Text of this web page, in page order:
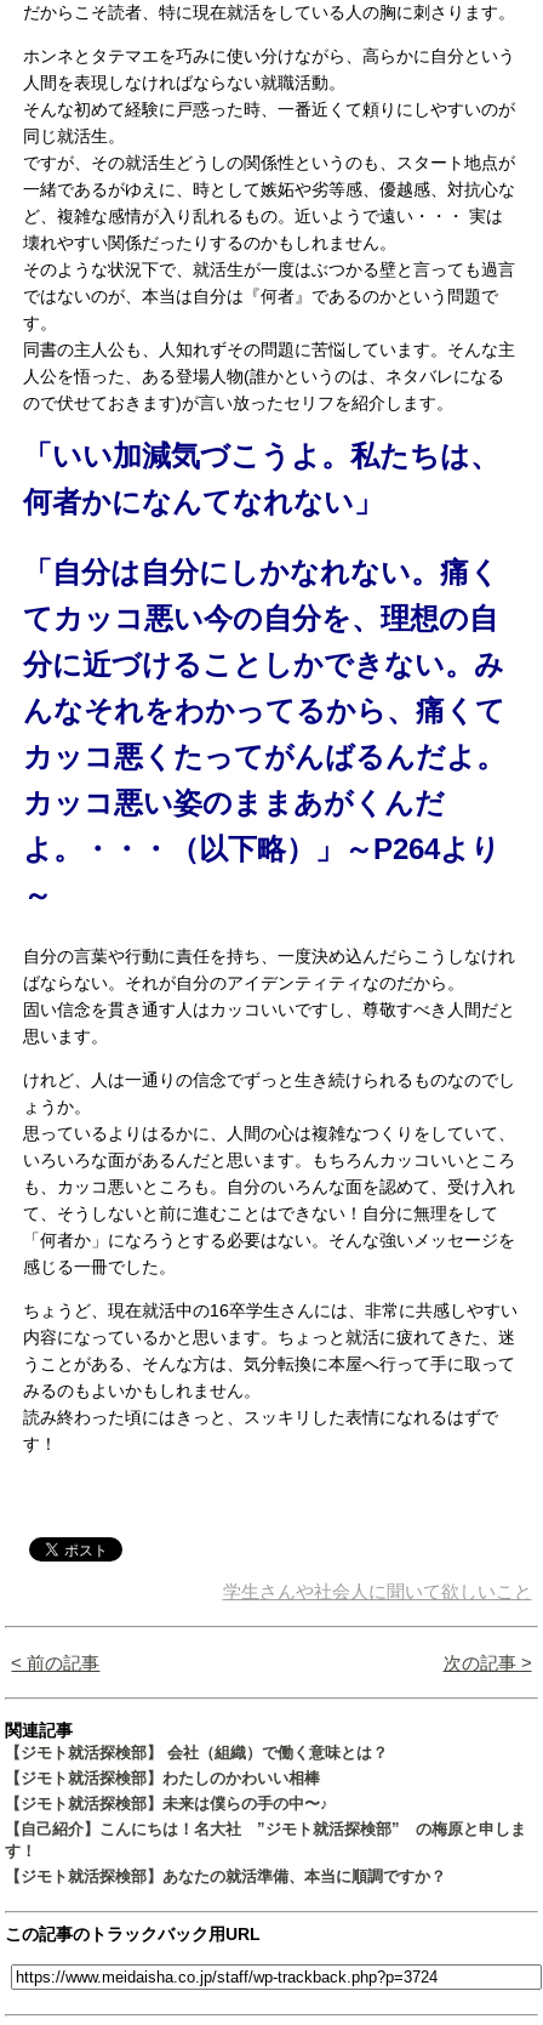
だからこそ読者、特に現在就活をしている人の胸に刺さります。
ホンネとタテマエを巧みに使い分けながら、高らかに自分という
人間を表現しなければならない就職活動。
そんな初めて経験に戸惑った時、一番近くて頼りにしやすいのが
同じ就活生。
ですが、その就活生どうしの関係性というのも、 スタート地点が
一緒であるがゆえに、時として嫉妬や劣等感、優越感、対抗心な
ど、複雑な感情が入り乱れるもの。近いようで遠い・・・ 実は
壊れやすい関係だったりするのかもしれません。
そのような状況下で、就活生が一度はぶつかる壁と言っても過言
ではないのが、本当は自分は『何者』であるのかという問題で
す。
同書の主人公も、人知れずその問題に苦悩しています。 そんな主
人公を悟った、ある登場人物(誰かというのは、 ネタバレになる
ので伏せておきます)が言い放ったセリフを紹介します。
「いい加減気づこうよ。私たちは、
何者かになんてなれない」
「自分は自分にしかなれない。痛く
てカッコ悪い今の自分を、理想の自
分に近づけることしかできない。み
んなそれをわかってるから、痛くて
カッコ悪くたってがんばるんだよ。
カッコ悪い姿のままあがくんだ
よ。・・・（以下略）」～P264より
～
自分の言葉や行動に責任を持ち、一度決め込んだらこうしなけれ
ばならない。 それが自分のアイデンティティなのだから。
固い信念を貫き通す人はカッコいいですし、尊敬すべき人間だと
思います。
けれど、
人は一通りの信念でずっと生き続けられるものなのでし
ょうか。
思っているよりはるかに、人間の心は複雑なつくりをしていて、
いろいろな面があるんだと思います。 もちろんカッコいいところ
も、カッコ悪いところも。 自分のいろんな面を認めて、受け入れ
て、 そうしないと前に進むことはできない！自分に無理をして
「何者か」になろうとする必要はない。そんな強いメッセージを
感じる一冊でした。
ちょうど、現在就活中の16卒学生さんには、非常に共感しやすい
内容になっているかと思います。 ちょっと就活に疲れてきた、迷
うことがある、 そんな方は、気分転換に本屋へ行って手に取って
みるのもよいかもしれません。
読み終わった頃にはきっと、スッキリした表情になれるはずで
す！
学生さんや社会人に聞いて欲しいこと
< 前の記事 次の記事 >
関連記事
【ジモト就活探検部】 会社（組織）で働く意味とは？
【ジモト就活探検部】わたしのかわいい相棒
【ジモト就活探検部】未来は僕らの手の中〜♪
【自己紹介】こんにちは！名大社 ”ジモト就活探検部” の梅原と申しま
す！
【ジモト就活探検部】あなたの就活準備、本当に順調ですか？
この記事のトラックバック用URL